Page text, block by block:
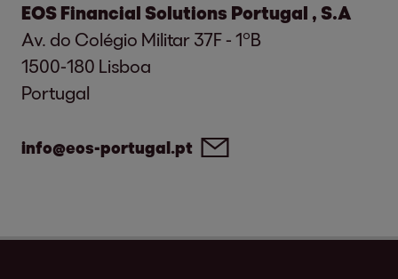
EOS Financial Solutions Portugal , S.A
Av. do Colégio Militar 37F - 1ºB
1500-180 Lisboa
Portugal
info@eos-portugal.pt